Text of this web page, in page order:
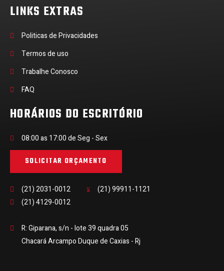
LINKS EXTRAS
Politicas de Privacidades
Termos de uso
Trabalhe Conosco
FAQ
HORÁRIOS DO ESCRITÓRIO
08:00 as 17:00 de Seg - Sex
SOLICITAR ORÇAMENTO
(21) 2031-0012
(21) 99911-1121
(21) 4129-0012
R: Giparana, s/n - lote 39 quadra 05
Chacará Arcampo Duque de Caxias - Rj